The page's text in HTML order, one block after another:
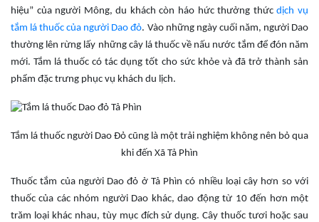
hiệu” của người Mông, du khách còn háo hức thưởng thứcdịch vụ
tắm lá thuốc của người Dao đỏ. Vào những ngày cuối năm, người Dao
thường lên rừng lấy những cây lá thuốc về nấu nước tắm để đón năm
mới. Tắm lá thuốc có tác dụng tốt cho sức khỏe và đã trở thành sản
phẩm đặc trưng phục vụ khách du lịch.
Tắm lá thuốc người Dao Đỏ cũng là một trải nghiệm không nên bỏ qua
khi đến Xã Tả Phìn
Thuốc tắm của người Dao đỏ ở Tả Phìn có nhiều loại cây hơn so với
thuốc của các nhóm người Dao khác, dao động từ 10 đến hơn một
trăm loại khác nhau, tùy mục đích sử dụng. Cây thuốc tươi hoặc sau